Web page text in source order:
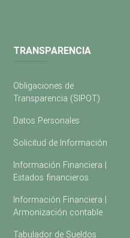
TRANSPARENCIA
Obligaciones de
Transparencia (SIPOT)
Datos Personales
Solicitud de Información
Información Financiera |
Estados financieros
Información Financiera |
Armonización contable
Tabulador de Sueldos